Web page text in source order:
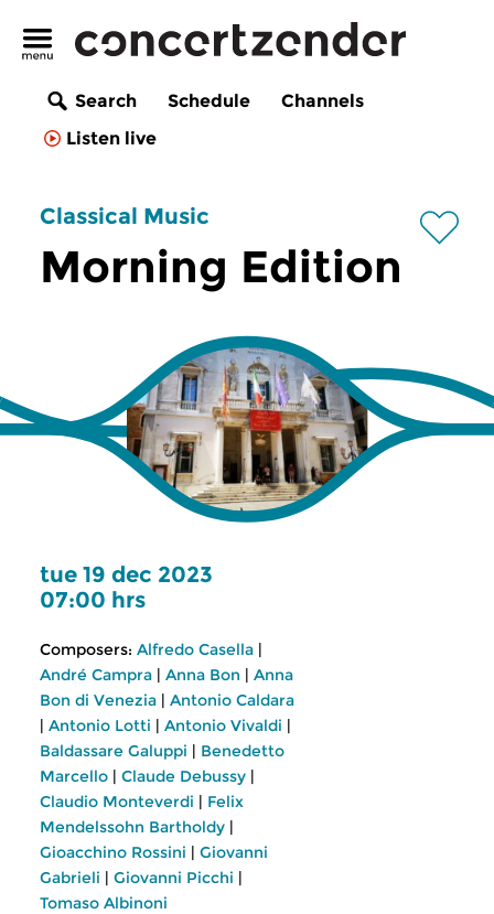
Search Schedule
Channels
Listen live
Classical Music
Morning Edition
tue 19 dec 2023
07:00 hrs
Composers: Alfredo Casella |
André Campra | Anna Bon | Anna
Bon di Venezia | Antonio Caldara
| Antonio Lotti | Antonio Vivaldi |
Baldassare Galuppi | Benedetto
Marcello | Claude Debussy |
Claudio Monteverdi | Felix
Mendelssohn Bartholdy |
Gioacchino Rossini | Giovanni
Gabrieli | Giovanni Picchi |
Tomaso Albinoni